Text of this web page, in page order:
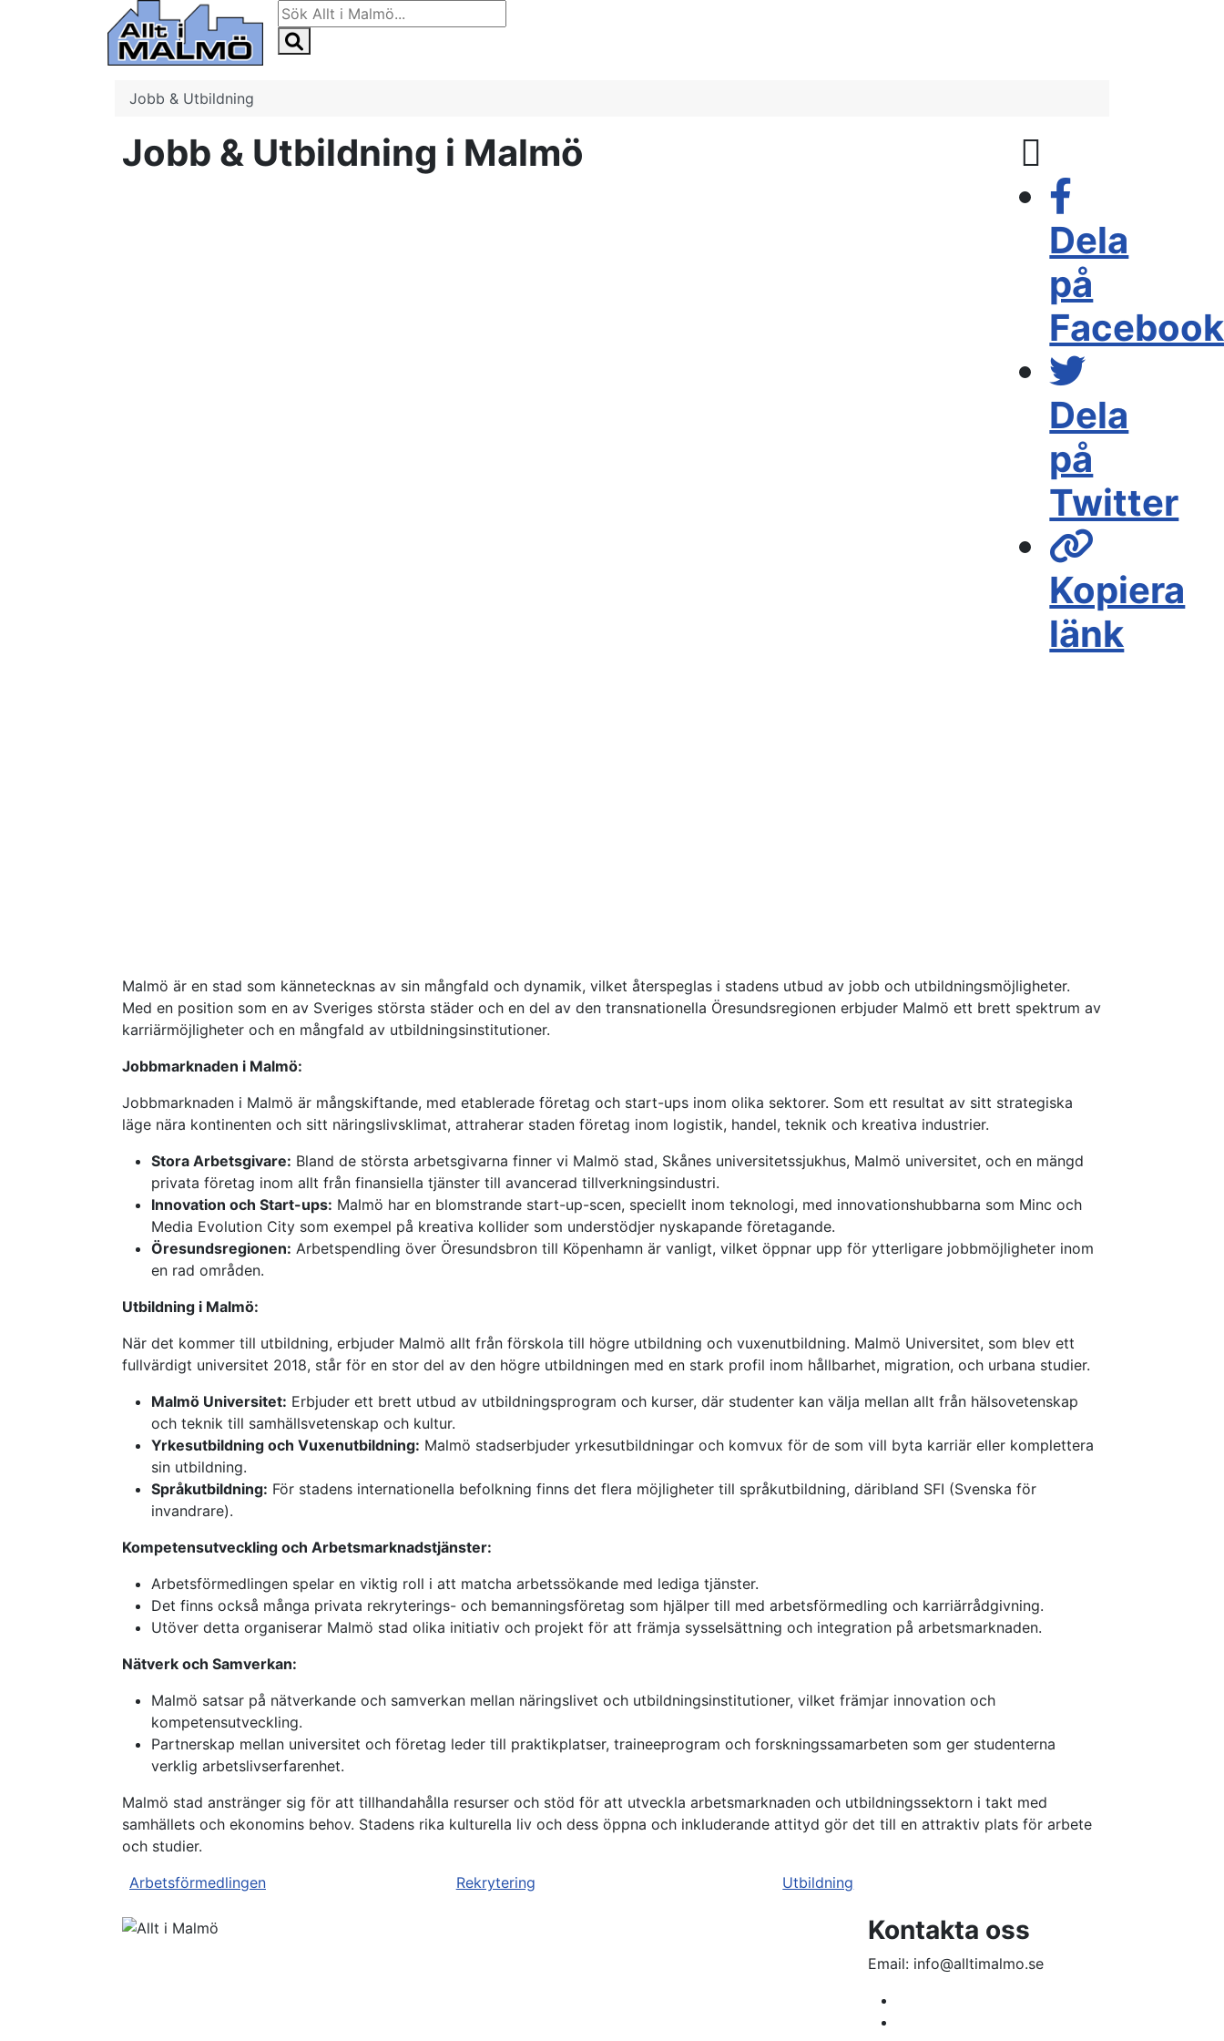
Jobb & Utbildning
Jobb & Utbildning i Malmö
Dela
på
Facebook
Dela
på
Twitter
Kopiera
länk
Malmö är en stad som kännetecknas av sin mångfald och dynamik, vilket återspeglas i stadens utbud av jobb och utbildningsmöjligheter.
Med en position som en av Sveriges största städer och en del av den transnationella Öresundsregionen erbjuder Malmö ett brett spektrum av
karriärmöjligheter och en mångfald av utbildningsinstitutioner.
Jobbmarknaden i Malmö:
Jobbmarknaden i Malmö är mångskiftande, med etablerade företag och start-ups inom olika sektorer. Som ett resultat av sitt strategiska
läge nära kontinenten och sitt näringslivsklimat, attraherar staden företag inom logistik, handel, teknik och kreativa industrier.
Stora Arbetsgivare: Bland de största arbetsgivarna finner vi Malmö stad, Skånes universitetssjukhus, Malmö universitet, och en mängd
privata företag inom allt från finansiella tjänster till avancerad tillverkningsindustri.
Innovation och Start-ups: Malmö har en blomstrande start-up-scen, speciellt inom teknologi, med innovationshubbarna som Minc och
Media Evolution City som exempel på kreativa kollider som understödjer nyskapande företagande.
Öresundsregionen: Arbetspendling över Öresundsbron till Köpenhamn är vanligt, vilket öppnar upp för ytterligare jobbmöjligheter inom
en rad områden.
Utbildning i Malmö:
När det kommer till utbildning, erbjuder Malmö allt från förskola till högre utbildning och vuxenutbildning. Malmö Universitet, som blev ett
fullvärdigt universitet 2018, står för en stor del av den högre utbildningen med en stark profil inom hållbarhet, migration, och urbana studier.
Malmö Universitet: Erbjuder ett brett utbud av utbildningsprogram och kurser, där studenter kan välja mellan allt från hälsovetenskap
och teknik till samhällsvetenskap och kultur.
Yrkesutbildning och Vuxenutbildning: Malmö stadserbjuder yrkesutbildningar och komvux för de som vill byta karriär eller komplettera
sin utbildning.
Språkutbildning: För stadens internationella befolkning finns det flera möjligheter till språkutbildning, däribland SFI (Svenska för
invandrare).
Kompetensutveckling och Arbetsmarknadstjänster:
Arbetsförmedlingen spelar en viktig roll i att matcha arbetssökande med lediga tjänster.
Det finns också många privata rekryterings- och bemanningsföretag som hjälper till med arbetsförmedling och karriärrådgivning.
Utöver detta organiserar Malmö stad olika initiativ och projekt för att främja sysselsättning och integration på arbetsmarknaden.
Nätverk och Samverkan:
Malmö satsar på nätverkande och samverkan mellan näringslivet och utbildningsinstitutioner, vilket främjar innovation och
kompetensutveckling.
Partnerskap mellan universitet och företag leder till praktikplatser, traineeprogram och forskningssamarbeten som ger studenterna
verklig arbetslivserfarenhet.
Malmö stad anstränger sig för att tillhandahålla resurser och stöd för att utveckla arbetsmarknaden och utbildningssektorn i takt med
samhällets och ekonomins behov. Stadens rika kulturella liv och dess öppna och inkluderande attityd gör det till en attraktiv plats för arbete
och studier.
Arbetsförmedlingen
Rekrytering Utbildning
Kontakta oss
Email: info@alltimalmo.se